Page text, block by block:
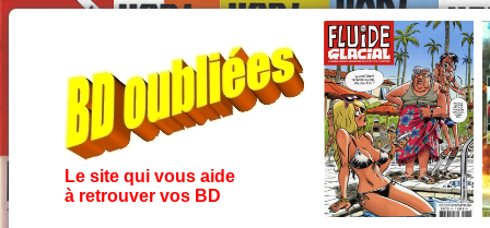
Le site qui vous aide
à retrouver vos BD